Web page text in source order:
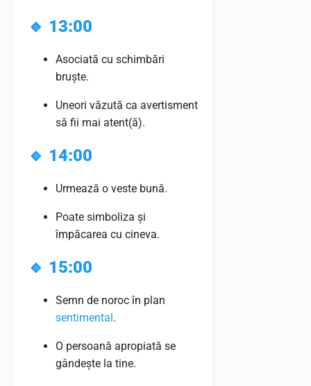
🔹 13:00
Asociată cu schimbări
bruște.
Uneori văzută ca avertisment
să fii mai atent(ă).
🔹 14:00
Urmează o veste bună.
Poate simboliza și
împăcarea cu cineva.
🔹 15:00
Semn de noroc în plan
sentimental.
O persoană apropiată se
gândește la tine.